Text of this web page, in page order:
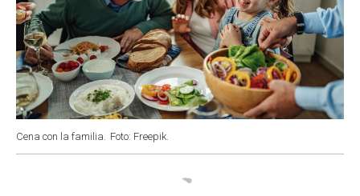
Cena con la familia. Foto: Freepik.